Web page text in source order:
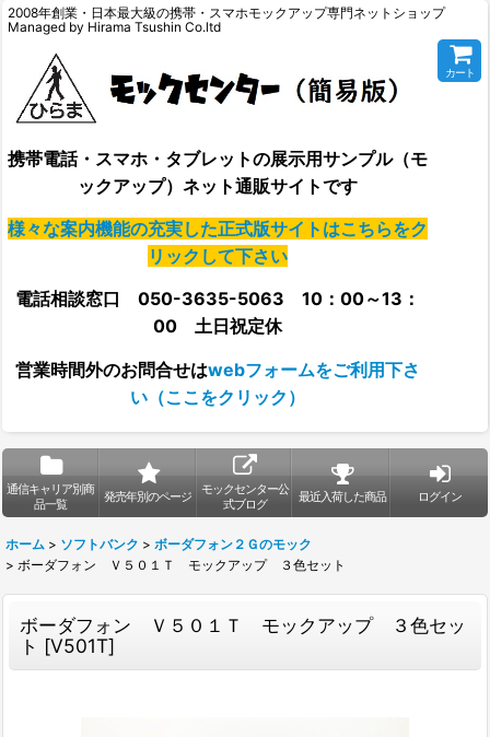
2008年創業・日本最大級の携帯・スマホモックアップ専門ネットショップ
Managed by Hirama Tsushin Co.ltd
携帯電話・スマホ・タブレットの展示用サンプル（モ
ックアップ）ネット通販サイトです
様々な案内機能の充実した正式版サイトはこちらをク
リックして下さい
電話相談窓口 050-3635-5063 10：00～13：
00 土日祝定休
営業時間外のお問合せはwebフォームをご利用下さ
い（ここをクリック）
カート
通信キャリア別商
品一覧
発売年別のページ
モックセンター公
式ブログ
最近入荷した商品 ログイン
ホーム > ソフトバンク > ボーダフォン２Ｇのモック
> ボーダフォン Ｖ５０１Ｔ モックアップ ３色セット
ボーダフォン Ｖ５０１Ｔ モックアップ ３色セッ
ト [V501T]